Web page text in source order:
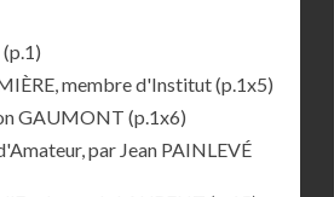
(p.1)
membre d'Institut(p.1x5)
GAUMONT (p.1x6)
par Jean PAINLEVÉ